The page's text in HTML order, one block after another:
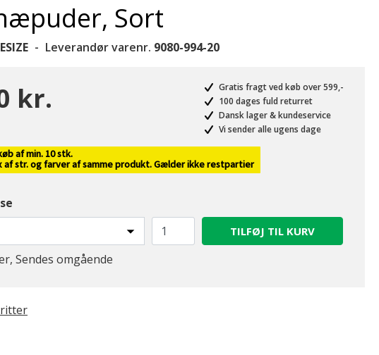
Sort
Leverandør varenr. 9080-994-20
kr.
Gratis fragt ved køb over 599,-
100 dages fuld returret
Dansk lager & kundeservice
Vi sender alle ugens dage
af min. 10 stk.
af str. og farver af samme produkt. Gælder ikke restpartier
TILFØJ TIL KURV
Sendes omgående